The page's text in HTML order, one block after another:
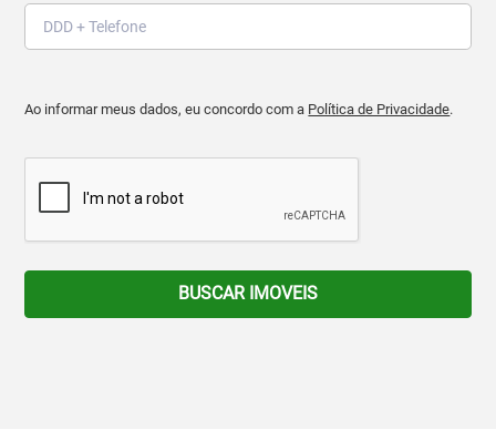
Ao informar meus dados, eu concordo com a Política de Privacidade.
BUSCAR IMOVEIS